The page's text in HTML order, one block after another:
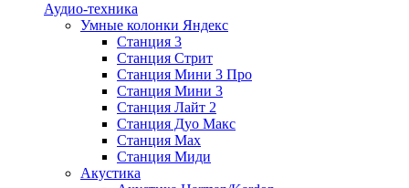
Аудио-техника
Умные колонки Яндекс
Станция 3
Станция Стрит
Станция Мини 3 Про
Станция Мини 3
Станция Лайт 2
Станция Дуо Макс
Станция Max
Станция Миди
Акустика